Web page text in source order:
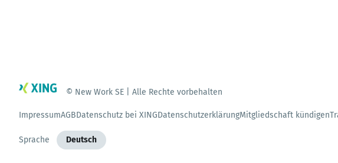
© New Work SE | Alle Rechte vorbehalten
ImpressumAGBDatenschutz bei XINGDatenschutzerklärungMitgliedschaft kündigen
Sprache Deutsch